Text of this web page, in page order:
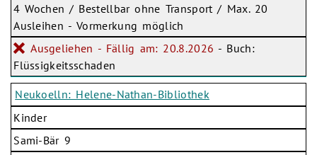
4 Wochen / Bestellbar ohne Transport / Max. 20
Ausleihen - Vormerkung möglich
Ausgeliehen - Fällig am: 20.8.2026 - Buch:
Flüssigkeitsschaden
Neukoelln: Helene-Nathan-Bibliothek
Kinder
Sami-Bär 9